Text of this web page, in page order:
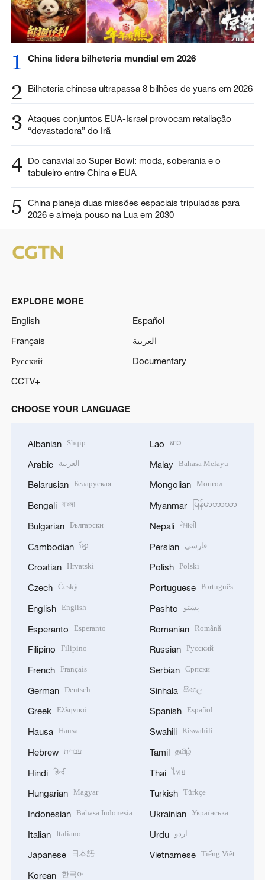
1 China lidera bilheteria mundial em 2026
2 Bilheteria chinesa ultrapassa 8 bilhões de yuans em 2026
3 Ataques conjuntos EUA-Israel provocam retaliação
“devastadora” do Irã
4 Do canavial ao Super Bowl: moda, soberania e o
tabuleiro entre China e EUA
5
China planeja duas missões espaciais tripuladas para
2026 e almeja pouso na Lua em 2030
EXPLORE MORE
English
Español
Français
العربية
Русский
Documentary
CCTV+
CHOOSE YOUR LANGUAGE
Albanian Shqip
Arabic العربية
Belarusian Беларуская
Bengali বাংলা
Bulgarian Български
Cambodian ខ្មែរ
Croatian Hrvatski
Czech Český
English English
Esperanto Esperanto
Filipino Filipino
French Français
German Deutsch
Greek Ελληνικά
Hausa Hausa
Hebrew עברית
Hindi हिन्दी
Hungarian Magyar
Indonesian Bahasa Indonesia
Italian Italiano
Japanese 日本語
Korean 한국어
Lao ລາວ
Malay Bahasa Melayu
Mongolian Монгол
Myanmar မြန်မာဘာသာ
Nepali नेपाली
Persian فارسی
Polish Polski
Portuguese Português
Pashto پښتو
Romanian Română
Russian Русский
Serbian Српски
Sinhala සිංහල
Spanish Español
Swahili Kiswahili
Tamil தமிழ்
Thai ไทย
Turkish Türkçe
Ukrainian Українська
Urdu اردو
Vietnamese Tiếng Việt